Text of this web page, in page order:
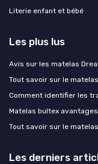
Literie enfant et bébé
Les plus lus
Avis sur les matelas
Tout savoir sur le
Comment identifier les
Matelas bultex
Tout savoir sur le
Les derniers